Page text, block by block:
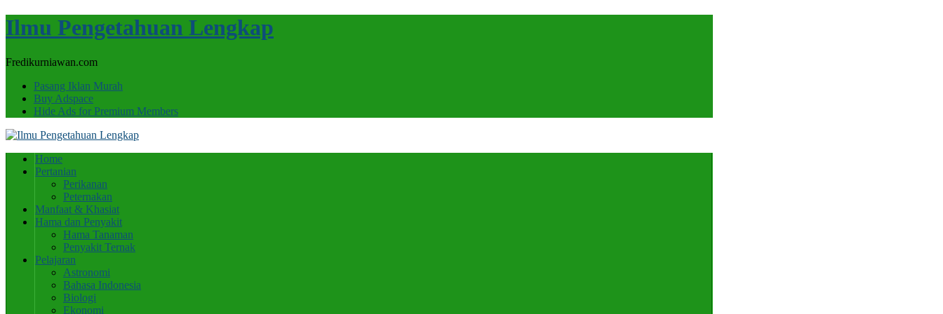
Ilmu Pengetahuan Lengkap
Fredikurniawan.com
Pasang Iklan Murah
Buy Adspace
Hide Ads for Premium Members
Home
Pertanian
Perikanan
Peternakan
Manfaat & Khasiat
Hama dan Penyakit
Hama Tanaman
Penyakit Ternak
Pelajaran
Astronomi
Bahasa Indonesia
Biologi
Ekonomi